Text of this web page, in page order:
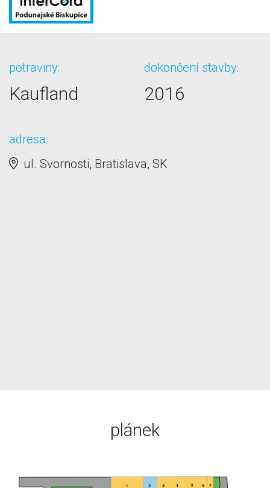
potraviny:
Kaufland
dokončení stavby:
2016
adresa:
ul. Svornosti, Bratislava, SK
plánek